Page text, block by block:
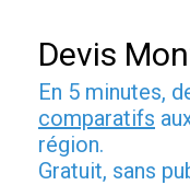
Devis
En 5 minutes,
comparatifs
région.
Gratuit, sans